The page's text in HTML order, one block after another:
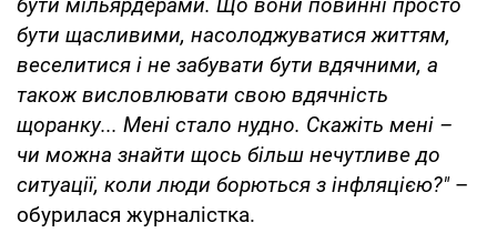
бути мільярдерами. Що вони повинні просто
бути щасливими, насолоджуватися життям,
веселитися і не забувати бути вдячними, а
також висловлювати свою вдячність
щоранку... Мені стало нудно. Скажіть мені –
чи можна знайти щось більш нечутливе до
ситуації, коли люди борються з інфляцією?"–
обурилася журналістка.